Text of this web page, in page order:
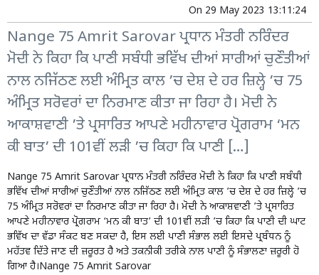
On 29 May 2023 13:11:24
Nange 75 Amrit Sarovar ਪ੍ਰਧਾਨ ਮੰਤਰੀ ਨਰਿੰਦਰ
ਮੋਦੀ ਨੇ ਕਿਹਾ ਕਿ ਪਾਣੀ ਸਬੰਧੀ ਭਵਿੱਖ ਦੀਆਂ ਸਾਰੀਆਂ ਚੁਣੌਤੀਆਂ
ਨਾਲ ਨਜਿੱਠਣ ਲਈ ਅੰਮ੍ਰਿਤ ਕਾਲ ’ਚ ਦੇਸ਼ ਦੇ ਹਰ ਜ਼ਿਲ੍ਹੇ ’ਚ 75
ਅੰਮ੍ਰਿਤ ਸਰੋਵਰਾਂ ਦਾ ਨਿਰਮਾਣ ਕੀਤਾ ਜਾ ਰਿਹਾ ਹੈ। ਮੋਦੀ ਨੇ
ਆਕਾਸ਼ਵਾਣੀ ’ਤੇ ਪ੍ਰਸਾਰਿਤ ਆਪਣੇ ਮਹੀਨਾਵਾਰ ਪ੍ਰੋਗਰਾਮ ‘ਮਨ
ਕੀ ਬਾਤ’ ਦੀ 101ਵੀਂ ਲੜੀ ’ਚ ਕਿਹਾ ਕਿ ਪਾਣੀ […]
Nange 75 Amrit Sarovar ਪ੍ਰਧਾਨ ਮੰਤਰੀ ਨਰਿੰਦਰ ਮੋਦੀ ਨੇ ਕਿਹਾ ਕਿ ਪਾਣੀ ਸਬੰਧੀ
ਭਵਿੱਖ ਦੀਆਂ ਸਾਰੀਆਂ ਚੁਣੌਤੀਆਂ ਨਾਲ ਨਜਿੱਠਣ ਲਈ ਅੰਮ੍ਰਿਤ ਕਾਲ ’ਚ ਦੇਸ਼ ਦੇ ਹਰ ਜ਼ਿਲ੍ਹੇ ’ਚ
75 ਅੰਮ੍ਰਿਤ ਸਰੋਵਰਾਂ ਦਾ ਨਿਰਮਾਣ ਕੀਤਾ ਜਾ ਰਿਹਾ ਹੈ। ਮੋਦੀ ਨੇ ਆਕਾਸ਼ਵਾਣੀ ’ਤੇ ਪ੍ਰਸਾਰਿਤ
ਆਪਣੇ ਮਹੀਨਾਵਾਰ ਪ੍ਰੋਗਰਾਮ ‘ਮਨ ਕੀ ਬਾਤ’ ਦੀ 101ਵੀਂ ਲੜੀ ’ਚ ਕਿਹਾ ਕਿ ਪਾਣੀ ਦੀ ਘਾਟ
ਭਵਿੱਖ ਦਾ ਵੱਡਾ ਸੰਕਟ ਬਣ ਸਕਦਾ ਹੈ, ਇਸ ਲਈ ਪਾਣੀ ਸੰਭਾਲ ਲਈ ਇਸਦੇ ਪ੍ਰਬੰਧਨ ਨੂੰ
ਮਹੱਤਵ ਦਿੱਤੇ ਜਾਣ ਦੀ ਜ਼ਰੂਰਤ ਹੈ ਅਤੇ ਤਕਨੀਕੀ ਤਰੀਕੇ ਨਾਲ ਪਾਣੀ ਨੂੰ ਸੰਭਾਲਣਾ ਜ਼ਰੂਰੀ ਹੋ
ਗਿਆ ਹੈ।Nange 75 Amrit Sarovar